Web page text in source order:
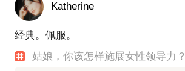
Katherine
经典。佩服。
姑娘，你该怎样施展女性领导力？